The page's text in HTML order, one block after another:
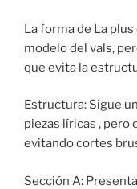
La forma de La
modelo del vals,
que evita la
Estructura: Sigue
piezas líricas , pero
evitando cortes
Sección A: